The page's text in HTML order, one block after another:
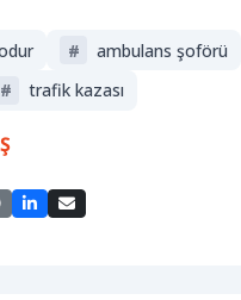
#
ambulans şoförü
# trafik kazası